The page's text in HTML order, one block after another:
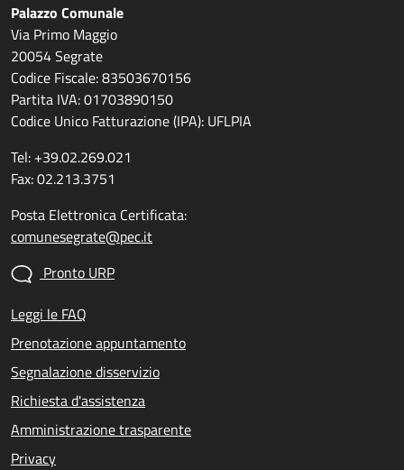
Palazzo Comunale
Via Primo Maggio
20054 Segrate
Codice Fiscale: 83503670156
Partita IVA: 01703890150
Codice Unico Fatturazione (IPA): UFLPIA
Tel: +39.02.269.021
Fax: 02.213.3751
Posta Elettronica Certificata:
comunesegrate@pec.it
Pronto URP
Leggi le FAQ
Prenotazione appuntamento
Segnalazione disservizio
Richiesta d'assistenza
Amministrazione trasparente
Privacy